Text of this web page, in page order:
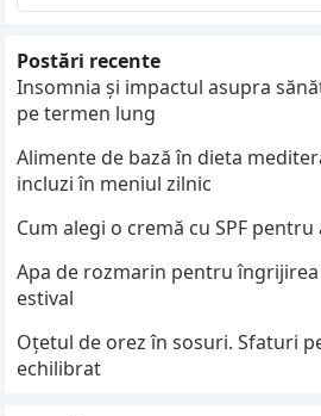
Postări recente
Insomnia și impactul asupra
pe termen lung
Alimente de bază în dieta
incluzi în meniul zilnic
Cum alegi o cremă cu SPF
Apa de rozmarin pentru
estival
Oțetul de orez în sosuri. Sfaturi
echilibrat